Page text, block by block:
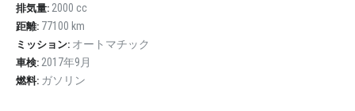
排気量: 2000 cc
距離: 77100 km
ミッション: オートマチック
車検: 2017年9月
燃料: ガソリン